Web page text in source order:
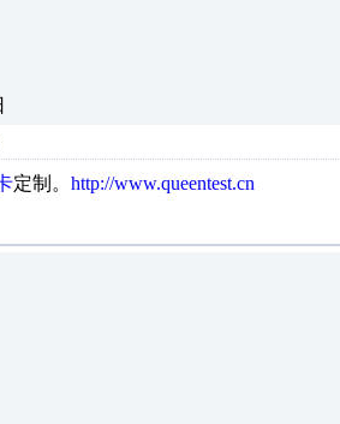
定制。 http://www.queentest.cn